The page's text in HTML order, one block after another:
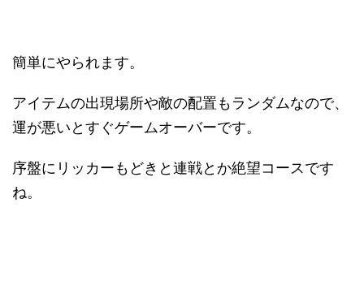
簡単にやられます。
アイテムの出現場所や敵の配置もランダムなので、
運が悪いとすぐゲームオーバーです。
序盤にリッカーもどきと連戦とか絶望コースです
ね。